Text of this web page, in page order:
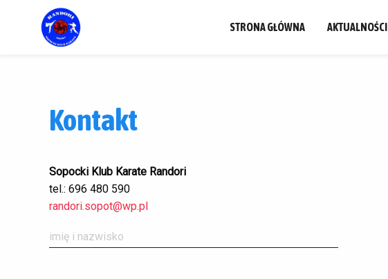
STRONA GŁÓWNA AKTUALNOŚCI
Kontakt
Sopocki Klub Karate Randori
tel.: 696 480 590
randori.sopot@wp.pl